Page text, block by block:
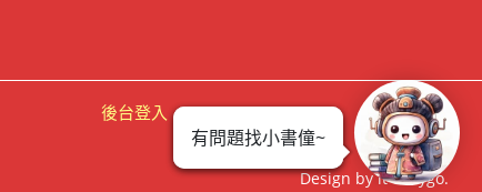
後台登入
Design by it-easygo.
有問題找小書僮~